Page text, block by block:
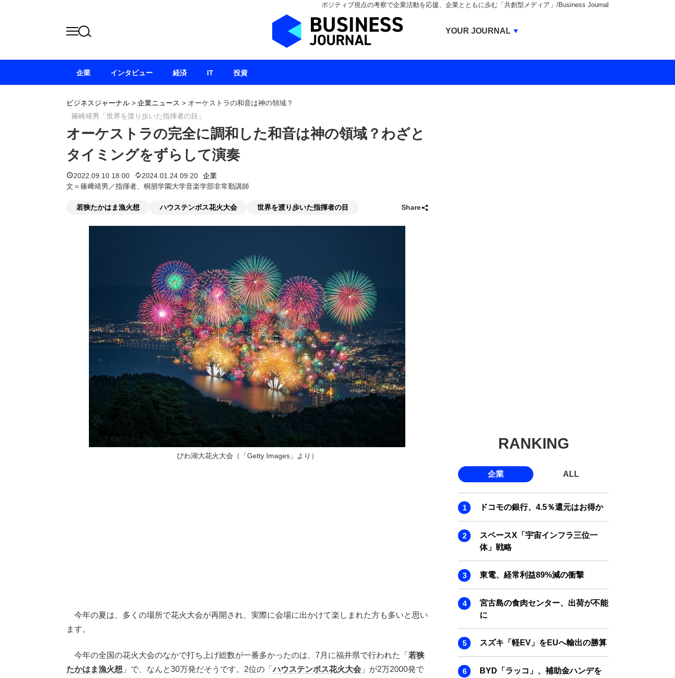
ポジティブ視点の考察で企業活動を応援、企業とともに歩む「共創型メディア」/Business Journal
ビジネスジャーナル > 企業ニュース > オーケストラの和音は神の領域？
篠崎靖男「世界を渡り歩いた指揮者の目」
オーケストラの完全に調和した和音は神の領域？わざと
タイミングをずらして演奏
2022.09.10 18:00 2024.01.24 09:20
企業
文＝篠﨑靖男／指揮者、桐朋学園大学音楽学部非常勤講師
若狭たかはま漁火想 ハウステンボス花火大会 世界を渡り歩いた指揮者の目 Share
びわ湖大花火大会（「Getty Images」より）
今年の夏は、多くの場所で花火大会が再開され、実際に会場に出かけて楽しまれた方も多いと思い
ます。
今年の全国の花火大会のなかで打ち上げ総数が一番多かったのは、7月に福井県で行われた「 若狭
たかはま漁火想 」で、なんと30万発だそうです。2位の「ハウステンボス花火大会 」が2万2000発で
RANKING
企業 ALL
ドコモの銀行、4.5％還元はお得か
スペースX「宇宙インフラ三位一
体」戦略
東電、経常利益89%減の衝撃
宮古島の食肉センター、出荷が不能
に
スズキ「軽EV」をEUへ輸出の勝算
BYD「ラッコ」、補助金ハンデを
企業 インタビュー 経済 IT 投資
YOUR JOURNAL
BUSINESS JOURNAL